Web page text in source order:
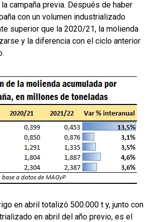
campaña previa. Después de haber
con un volumen industrializado
superior que la 2020/21, la molienda
y la diferencia con el ciclo anterior
en abril totalizó 500.000 t y, junto con
en abril del año previo, es el